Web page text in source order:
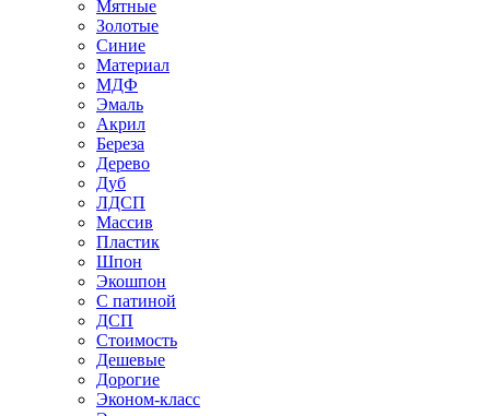
Мятные
Золотые
Синие
Материал
МДФ
Эмаль
Акрил
Береза
Дерево
Дуб
ЛДСП
Массив
Пластик
Шпон
Экошпон
С патиной
ДСП
Стоимость
Дешевые
Дорогие
Эконом-класс